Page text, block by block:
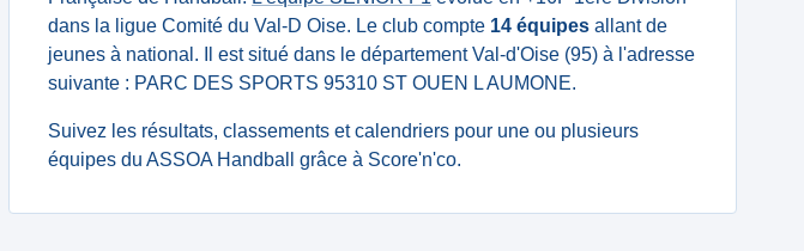
dans la ligue Comité du Val-D Oise. Le club compte 14 équipes allant de
jeunes à national. Il est situé dans le département Val-d'Oise (95) à l'adresse
suivante : PARC DES SPORTS 95310 ST OUEN L AUMONE.
Suivez les résultats, classements et calendriers pour une ou plusieurs
équipes du ASSOA Handball grâce à Score'n'co.